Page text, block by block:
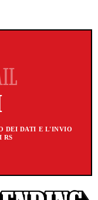
DEI DATI E L'INVIO
RS